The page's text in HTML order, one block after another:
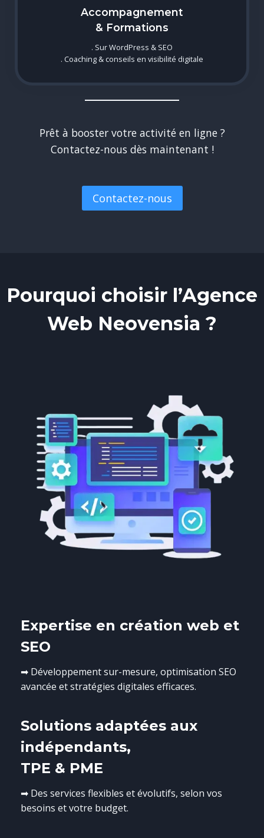
Accompagnement
& Formations
. Sur WordPress & SEO
. Coaching & conseils en visibilité digitale
Prêt à booster votre activité en ligne ?
Contactez-nous dès maintenant !
Contactez-nous
Pourquoi choisir l’Agence
Web Neovensia ?
Expertise en création web et
SEO
➡ Développement sur-mesure, optimisation SEO
avancée et stratégies digitales efficaces.
Solutions adaptées aux
indépendants,
TPE & PME
➡ Des services flexibles et évolutifs, selon vos
besoins et votre budget.